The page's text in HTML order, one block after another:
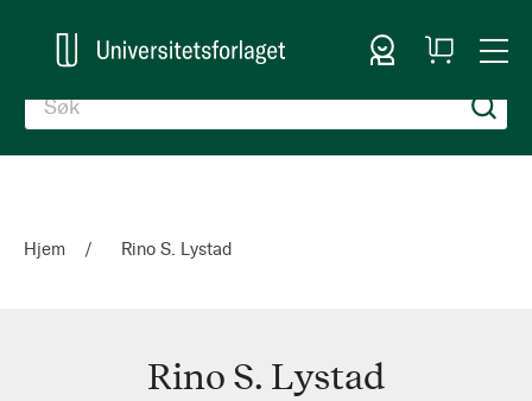
Logg inn
Handlekurv
Hjem Rino S. Lystad
Rino S. Lystad